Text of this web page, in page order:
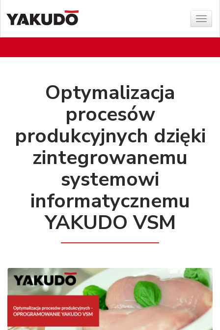
Show
menu
Optymalizacja
procesów
produkcyjnych dzięki
zintegrowanemu
systemowi
informatycznemu
YAKUDO VSM